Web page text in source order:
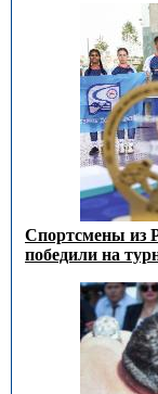
Спортсмены из
победили на